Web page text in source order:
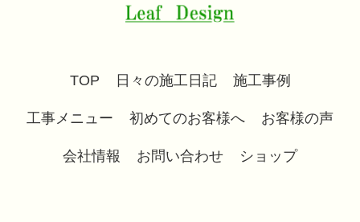
TOP 日々の施工日記 施工事例
工事メニュー 初めてのお客様へ お客様の声
会社情報 お問い合わせ ショップ